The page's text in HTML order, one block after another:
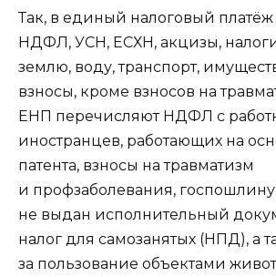
Так, в единый налоговый
НДФЛ, УСН, ЕСХН, акцизы,
землю, воду, транспорт,
взносы, кроме взносов на
ЕНП перечисляют НДФЛ с
иностранцев, работающих на
патента, взносы на травматизм
и профзаболевания,
не выдан исполнительный
налог для самозанятых (НПД), а
за пользование объектами